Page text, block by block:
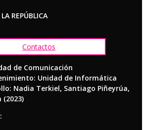
REPÚBLICA
Contactos
de Comunicación
Unidad de Informática
Nadia Terkiel, Santiago Piñeyrúa,
(2023)